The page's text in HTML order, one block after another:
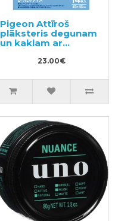
Pigeon Attīroš
plāksteris degunam
un kaklam ar
eikalipta eļļu no 6+
mēnešiem 14gab
23.00€